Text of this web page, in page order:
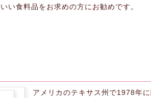
いい食料品をお求めの方にお勧めです。
アメリカのテキサス州で1978年に